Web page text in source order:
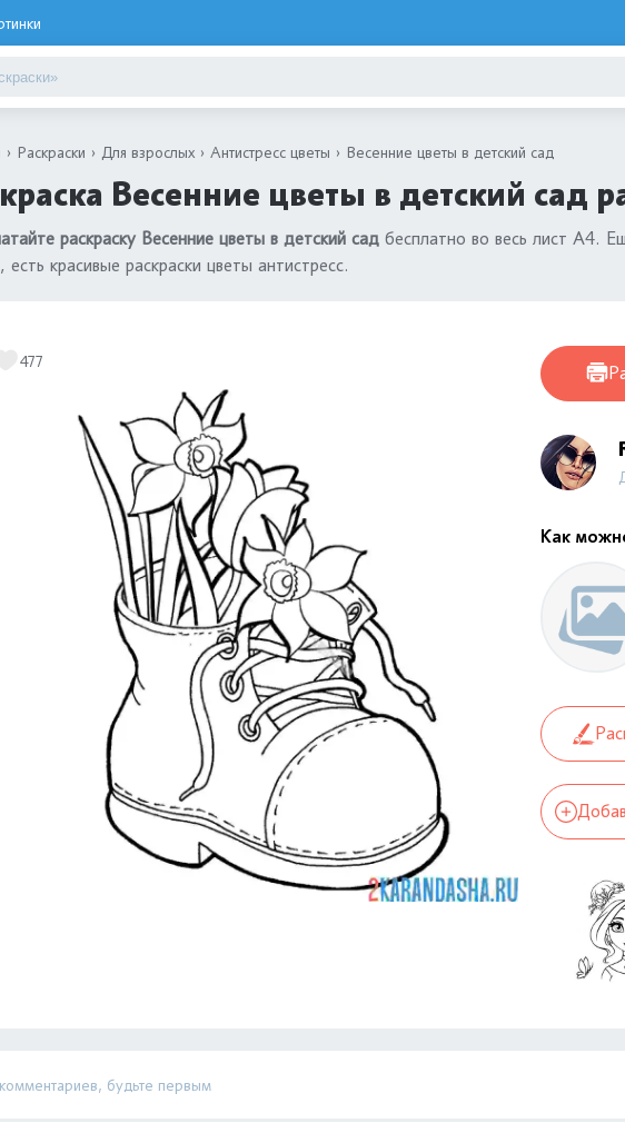
Раскраски Для взрослых Антистресс цветы Весенние цветы в детский сад
Весенние цветы в детский сад
раскраску Весенние цветы в детский сад бесплатно во весь лист А4.
, есть красивые раскраски цветы антистресс.
477
Как
будьте первым